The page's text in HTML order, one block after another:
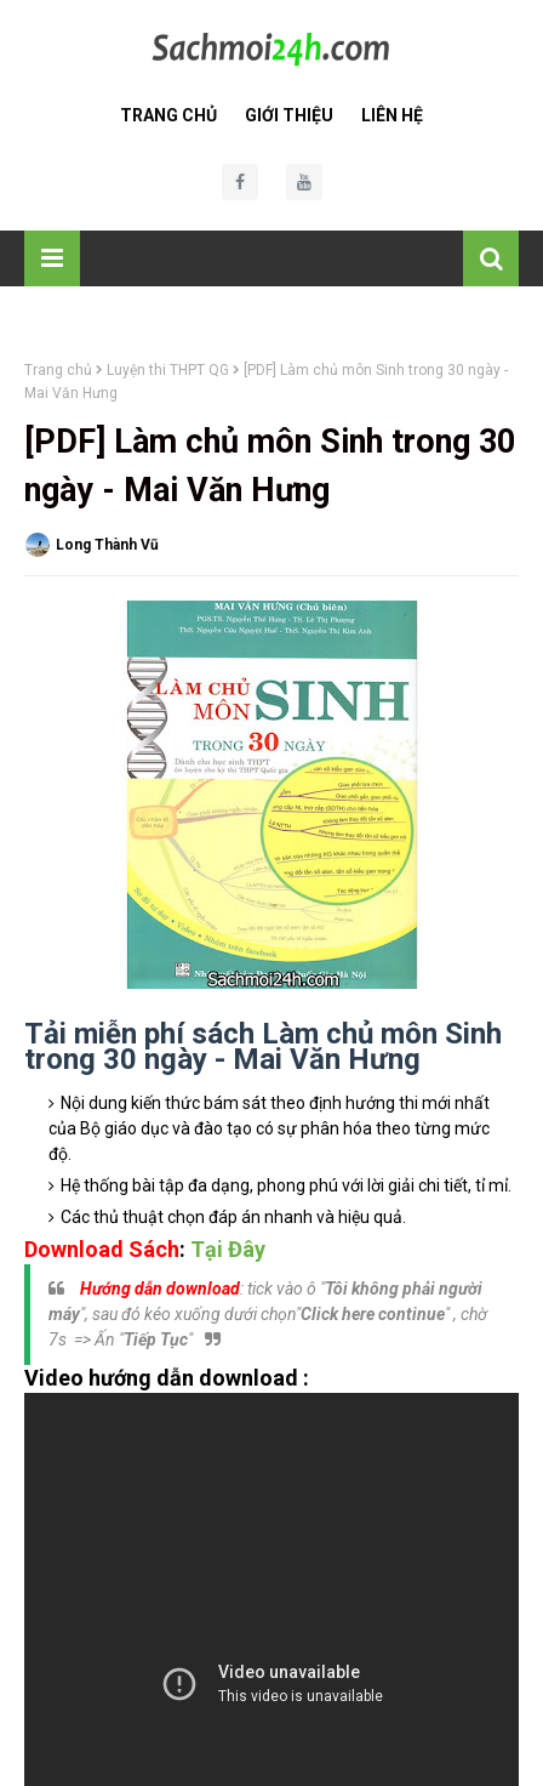
TRANG CHỦ GIỚI THIỆU LIÊN HỆ
Trang chủ Luyện thi THPT QG
[PDF] Làm chủ môn Sinh trong 30 ngày -
Mai Văn Hưng
[PDF] Làm chủ môn Sinh trong 30
ngày - Mai Văn Hưng
Long Thành Vũ
Tải miễn phí sách Làm chủ môn Sinh
trong 30 ngày - Mai Văn Hưng
Nội dung kiến thức bám sát theo định hướng thi mới nhất
của Bộ giáo dục và đào tạo có sự phân hóa theo từng mức
độ.
Hệ thống bài tập đa dạng, phong phú với lời giải chi tiết, tỉ mỉ.
Các thủ thuật chọn đáp án nhanh và hiệu quả.
Download Sách: Tại Đây
Hướng dẫn download: tick vào ô "Tôi không phải người
máy", sau đó kéo xuống dưới chọn"Click here continue" , chờ
7s => Ấn "Tiếp Tục"
Video hướng dẫn download :